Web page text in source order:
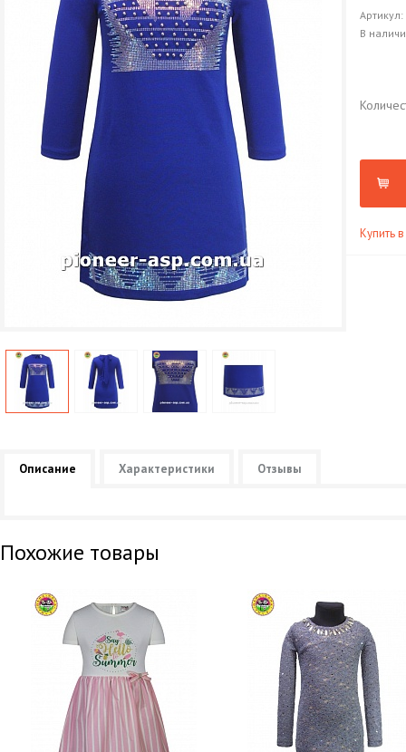
Артикул:
В
Купить
Описание Характеристики Отзывы
Похожие товары